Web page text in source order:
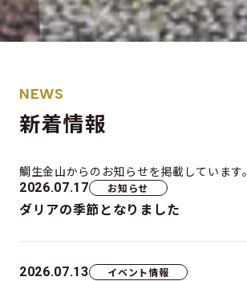
NEWS
新着情報
鯛生金山からの お知らせを掲載しています。
2026.07.17 お知らせ
ダリアの季節となりました
2026.07.13 イベント情報